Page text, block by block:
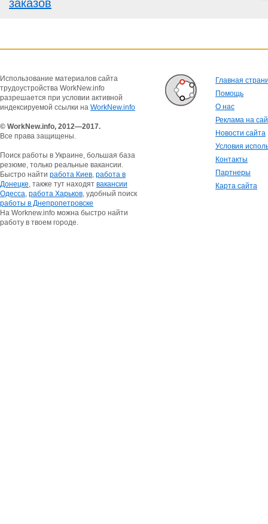
заказов
Использование материалов сайта
трудоустройства WorkNew.info
разрешается при условии активной
индексируемой ссылки на WorkNew.info
© WorkNew.info, 2012—2017.
Все права защищены.
Поиск работы в Украине, большая база
резюме, только реальные вакансии.
Быстро найти работа Киев, работа в
Донецке, также тут находят вакансии
Одесса, работа Харьков, удобный поиск
работы в Днепропетровске
На Worknew.info можна быстро найти
работу в твоем городе.
Главная
Помощь
О нас
Реклама на
Новости сайта
Условия
Контакты
Партнеры
Карта сайта